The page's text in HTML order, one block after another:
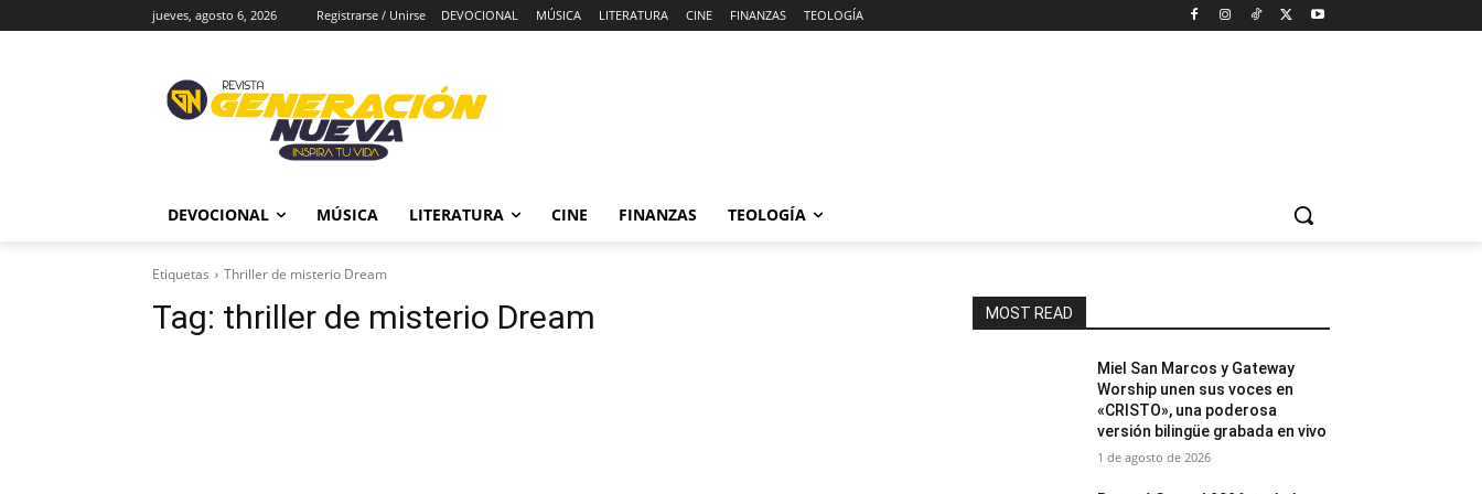
jueves, agosto 6, 2026 Registrarse / Unirse DEVOCIONAL MÚSICA LITERATURA CINE FINANZAS TEOLOGÍA
DEVOCIONAL MÚSICA LITERATURA CINE FINANZAS TEOLOGÍA
Etiquetas Thriller de misterio Dream
Tag: thriller de misterio Dream MOST READ
Miel San Marcos y Gateway
Worship unen sus voces en
«CRISTO», una poderosa
versión bilingüe grabada en vivo
1 de agosto de 2026